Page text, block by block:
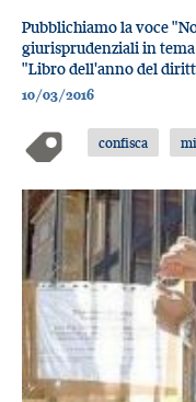
Pubblichiamo la voce
giurisprudenziali in
"Libro dell'anno del
10/03/2016
confisca